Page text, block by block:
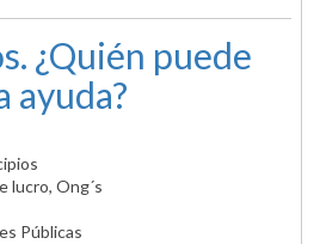
¿Quién puede
ayuda?
lucro, Ong´s
Públicas